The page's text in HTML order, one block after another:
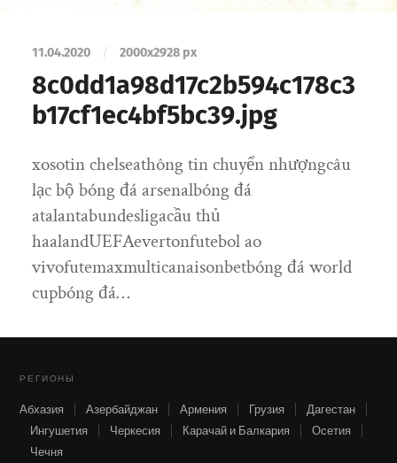
11.04.2020 / 2000x2928 px
8c0dd1a98d17c2b594c178c3
b17cf1ec4bf5bc39.jpg
xosotin chelseathông tin chuyển nhượngcâu
lạc bộ bóng đá arsenalbóng đá
atalantabundesligacầu thủ
haalandUEFAevertonfutebol ao
vivofutemaxmulticanaisonbetbóng đá world
cupbóng đá…
РЕГИОНЫ
Абхазия Азербайджан Армения Грузия
Дагестан
Ингушетия
Черкесия Карачай и Балкария
Осетия
Чечня